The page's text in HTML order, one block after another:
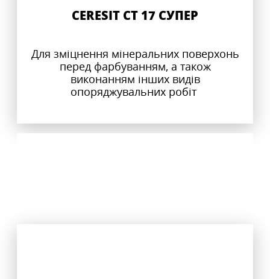
CERESIT CT 17 СУПЕР
Для зміцнення мінеральних поверхонь
перед фарбуванням, а також
виконанням інших видів
опоряджувальних робіт